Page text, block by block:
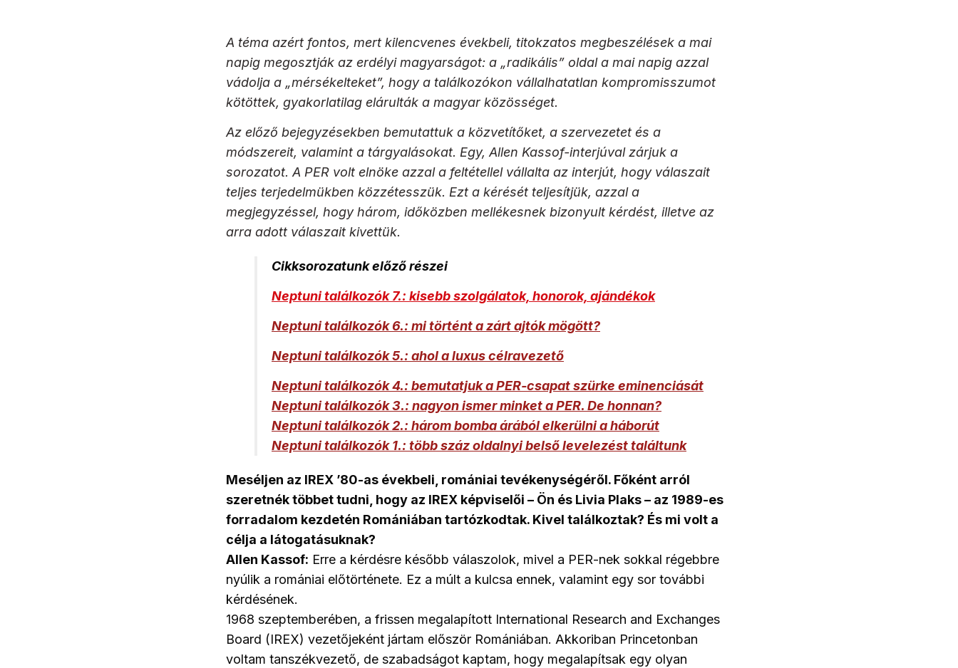
A téma azért fontos, mert kilencvenes évekbeli, titokzatos megbeszélések a mai
napig megosztják az erdélyi magyarságot: a „radikális” oldal a mai napig azzal
vádolja a „mérsékelteket”, hogy a találkozókon vállalhatatlan kompromisszumot
kötöttek, gyakorlatilag elárulták a magyar közösséget.
Az előző bejegyzésekben bemutattuk a közvetítőket, a szervezetet és a
módszereit, valamint a tárgyalásokat. Egy, Allen Kassof-interjúval zárjuk a
sorozatot. A PER volt elnöke azzal a feltétellel vállalta az interjút, hogy válaszait
teljes terjedelmükben közzétesszük. Ezt a kérését teljesítjük, azzal a
megjegyzéssel, hogy három, időközben mellékesnek bizonyult kérdést, illetve az
arra adott válaszait kivettük.
Cikksorozatunk előző részei
Neptuni találkozók 7.: kisebb szolgálatok, honorok, ajándékok
Neptuni találkozók 6.: mi történt a zárt ajtók mögött?
Neptuni találkozók 5.: ahol a luxus célravezető
Neptuni találkozók 4.: bemutatjuk a PER-csapat szürke eminenciását
Neptuni találkozók 3.: nagyon ismer minket a PER. De honnan?
Neptuni találkozók 2.: három bomba árából elkerülni a háborút
Neptuni találkozók 1.: több száz oldalnyi belső levelezést találtunk
Meséljen az IREX ’80-as évekbeli, romániai tevékenységéről. Főként arról
szeretnék többet tudni, hogy az IREX képviselői – Ön és Livia Plaks – az 1989-es
forradalom kezdetén Romániában tartózkodtak. Kivel találkoztak? És mi volt a
célja a látogatásuknak?
Allen Kassof: Erre a kérdésre később válaszolok, mivel a PER-nek sokkal régebbre
nyúlik a romániai előtörténete. Ez a múlt a kulcsa ennek, valamint egy sor további
kérdésének.
1968 szeptemberében, a frissen megalapított International Research and Exchanges
Board (IREX) vezetőjeként jártam először Romániában. Akkoriban Princetonban
voltam tanszékvezető, de szabadságot kaptam, hogy megalapítsak egy olyan